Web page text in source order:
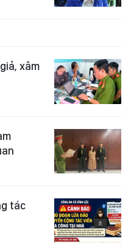
xâm
tác